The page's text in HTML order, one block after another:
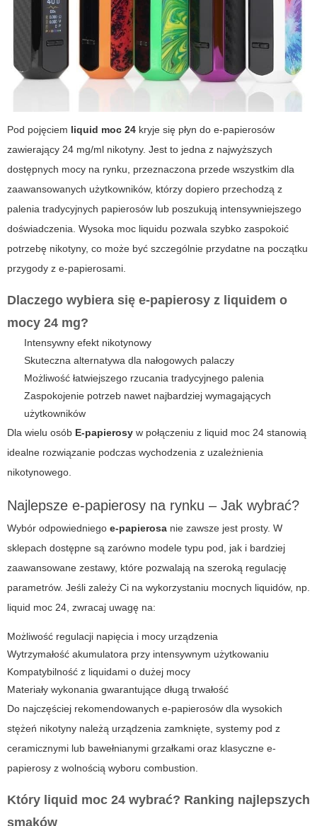
Pod pojęciem liquid moc 24 kryje się płyn do e-papierosów
zawierający 24 mg/ml nikotyny. Jest to jedna z najwyższych
dostępnych mocy na rynku, przeznaczona przede wszystkim dla
zaawansowanych użytkowników, którzy dopiero przechodzą z
palenia tradycyjnych papierosów lub poszukują intensywniejszego
doświadczenia. Wysoka moc liquidu pozwala szybko zaspokoić
potrzebę nikotyny, co może być szczególnie przydatne na początku
przygody z e-papierosami.
Dlaczego wybiera się e-papierosy z liquidem o
mocy 24 mg?
Intensywny efekt nikotynowy
Skuteczna alternatywa dla nałogowych palaczy
Możliwość łatwiejszego rzucania tradycyjnego palenia
Zaspokojenie potrzeb nawet najbardziej wymagających
użytkowników
Dla wielu osób E-papierosy w połączeniu z liquid moc 24 stanowią
idealne rozwiązanie podczas wychodzenia z uzależnienia
nikotynowego.
Najlepsze e-papierosy na rynku – Jak wybrać?
Wybór odpowiedniego e-papierosa nie zawsze jest prosty. W
sklepach dostępne są zarówno modele typu pod, jak i bardziej
zaawansowane zestawy, które pozwalają na szeroką regulację
parametrów. Jeśli zależy Ci na wykorzystaniu mocnych liquidów, np.
liquid moc 24, zwracaj uwagę na:
Możliwość regulacji napięcia i mocy urządzenia
Wytrzymałość akumulatora przy intensywnym użytkowaniu
Kompatybilność z liquidami o dużej mocy
Materiały wykonania gwarantujące długą trwałość
Do najczęściej rekomendowanych e-papierosów dla wysokich
stężeń nikotyny należą urządzenia zamknięte, systemy pod z
ceramicznymi lub bawełnianymi grzałkami oraz klasyczne e-
papierosy z wolnością wyboru combustion.
Który liquid moc 24 wybrać? Ranking najlepszych
smaków